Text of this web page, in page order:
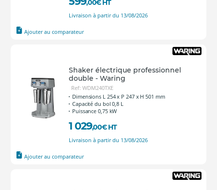
,00€ HT
Livraison à partir du 13/08/2026
Ajouter au comparateur
Shaker électrique professionnel
double - Waring
Ref: WDM240TXE
Dimensions L 254 x P 247 x H 501 mm
Capacité du bol 0,8 L
Puissance 0,75 kW
1 029,00€ HT
Livraison à partir du 13/08/2026
Ajouter au comparateur